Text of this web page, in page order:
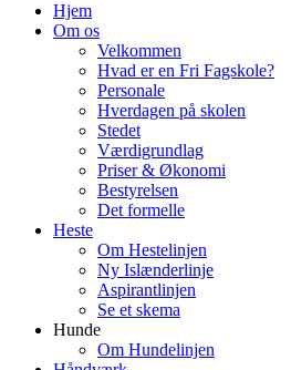
Hjem
Om os
Velkommen
Hvad er en Fri Fagskole?
Personale
Hverdagen på skolen
Stedet
Værdigrundlag
Priser & Økonomi
Bestyrelsen
Det formelle
Heste
Om Hestelinjen
Ny Islænderlinje
Aspirantlinjen
Se et skema
Hunde
Om Hundelinjen